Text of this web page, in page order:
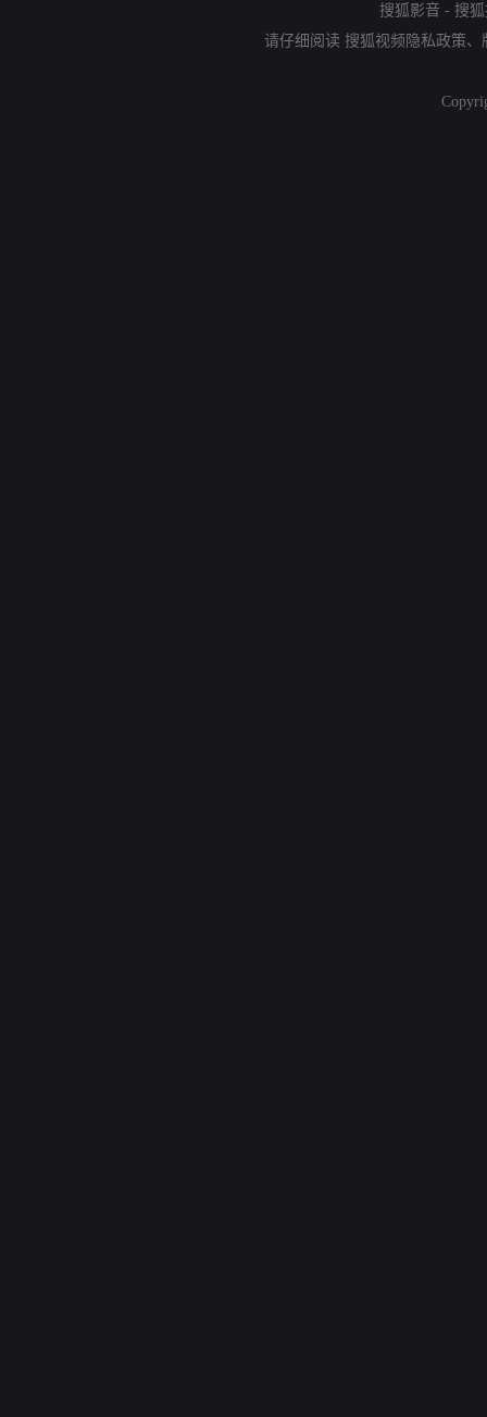
搜狐影音 - 搜
请仔细阅读 搜狐视频隐私政策、